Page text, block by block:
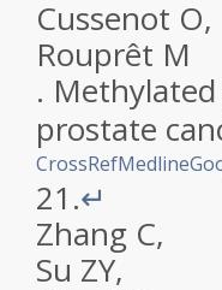
Cussenot O,
Rouprêt M
.
prostate
CrossRefMedline
21.↵
Zhang C,
Su ZY,